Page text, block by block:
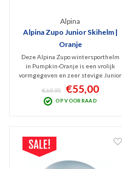
Alpina
Alpina Zupo Junior Skihelm |
Oranje
Deze Alpina Zupo wintersporthelm
in Pumpkin-Oranje is een vrolijk
vormgegeven en zeer stevige Junior
Skihelm. Dit veilige model is erg
comfortabel en met zijn
uitneembare binnenvoering lekker
€69,95 €55,00
OP VOORRAAD